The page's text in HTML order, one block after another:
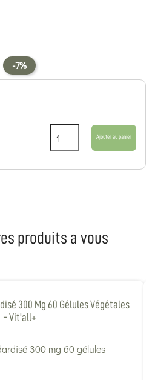
-7%
Ajouter au panier
produits a vous
300 Mg 60 Gélules Végétales
- Vit'all+